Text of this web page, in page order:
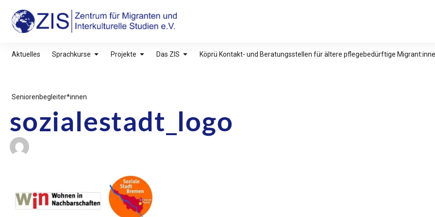
überspringen
ZIS – Zentrum für Migranten und Interkulturelle Studien e.V.
Aktuelles Sprachkurse Projekte Das ZIS Köprü Kontakt- und Beratungsstellen für ältere pflegebedürftige
Seniorenbegleiter*innen
sozialestadt_logo
Beitragsnavigation